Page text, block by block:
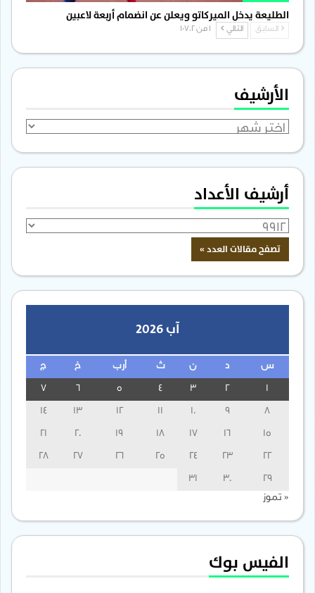
الطليعة يدخل الميركاتو ويعلن عن انضمام أربعة لاعبين
السابق التالي
الأرشيف
الأرشيف
أرشيف الأعداد
آب 2026
س ن ث أرب خ ج
3
13
14
15
16
17
18
19
20
21
22
23
24
25
26
27
28
29
30
31
« تموز
الفيس بوك